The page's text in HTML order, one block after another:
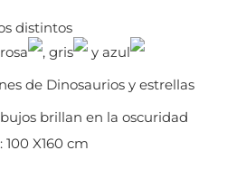
distintos
, gris
y azul
de Dinosaurios y estrellas
brillan en la oscuridad
100 X160 cm